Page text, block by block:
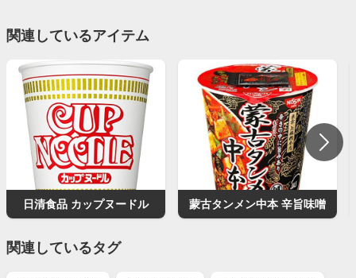
関連しているアイテム
日清食品 カップヌードル 蒙古タンメン中本 辛旨味噌
関連しているタグ